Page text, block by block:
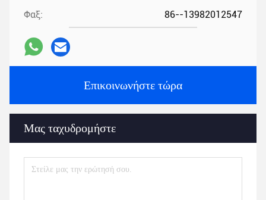
Φαξ: 86--13982012547
Επικοινωνήστε τώρα
Μας ταχυδρομήστε